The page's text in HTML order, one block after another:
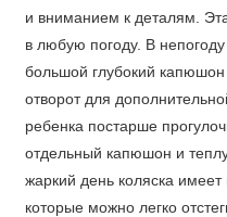
и вниманием к деталям.
в любую погоду. В
большой глубокий капюшон
отворот для
ребенка постарше
отдельный капюшон и
жаркий день коляска
которые можно легко